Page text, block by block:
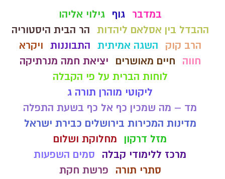
במדבר גוף
גילוי אליהו
ההבדל בין אסלאם ליהדות הר הבית היסטוריה
הרב קוק
השגה אמיתית התבוננות ויקרא
חווה
חיים מאושרים
יציאת חמה מנרתיקה
לוחות הברית על פי הקבלה
ליקוטי מוהרן תורה ג
מד – מה שמכין כף אל כף בשעת התפלה
מדינות המכירות בירושלים כבירת ישראל
מזל דרקון
מחלוקת ושלום
מרכז ללימודי קבלה
סמים השפעות
סתרי תורה
פרשת חקת